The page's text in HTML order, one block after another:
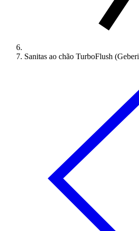
Sanitas ao chão TurboFlush